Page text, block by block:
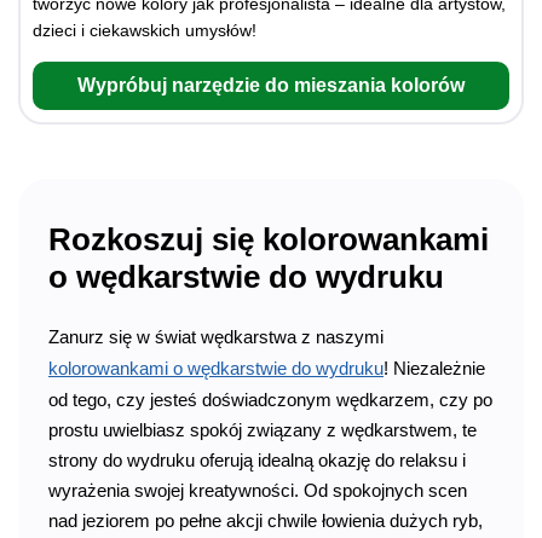
tworzyć nowe kolory jak profesjonalista – idealne dla artystów,
dzieci i ciekawskich umysłów!
Wypróbuj narzędzie do mieszania kolorów
Rozkoszuj się kolorowankami
o wędkarstwie do wydruku
Zanurz się w świat wędkarstwa z naszymi
kolorowankami o wędkarstwie do wydruku! Niezależnie
od tego, czy jesteś doświadczonym wędkarzem, czy po
prostu uwielbiasz spokój związany z wędkarstwem, te
strony do wydruku oferują idealną okazję do relaksu i
wyrażenia swojej kreatywności. Od spokojnych scen
nad jeziorem po pełne akcji chwile łowienia dużych ryb,